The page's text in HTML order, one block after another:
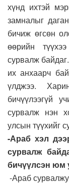
хүнд ихтэй
замналыг
бичиж өгсөн
өөрийн
сурвалж
их анхаарч
үлджээ.
бичүүлээгүй
сурвалж нэн
улсын түүхийг
-Араб хэл
сурвалж
бичүүлсэн юм
-Араб